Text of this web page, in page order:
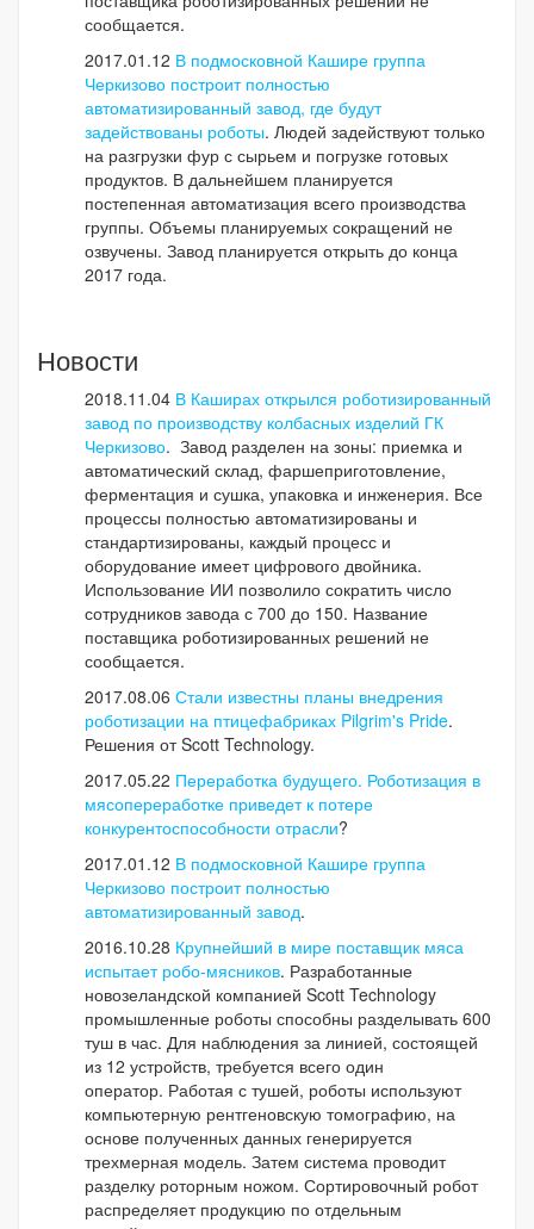
сообщается.
2017.01.12 В подмосковной Кашире группа
Черкизово построит полностью
автоматизированный завод, где будут
задействованы роботы. Людей задействуют только
на разгрузки фур с сырьем и погрузке готовых
продуктов. В дальнейшем планируется
постепенная автоматизация всего производства
группы. Объемы планируемых сокращений не
озвучены. Завод планируется открыть до конца
2017 года.
Новости
2018.11.04 В Каширах открылся роботизированный
завод по производству колбасных изделий ГК
Черкизово. Завод разделен на зоны: приемка и
автоматический склад, фаршеприготовление,
ферментация и сушка, упаковка и инженерия. Все
процессы полностью автоматизированы и
стандартизированы, каждый процесс и
оборудование имеет цифрового двойника.
Использование ИИ позволило сократить число
сотрудников завода с 700 до 150. Название
поставщика роботизированных решений не
сообщается.
2017.08.06 Стали известны планы внедрения
роботизации на птицефабриках Pilgrim's Pride.
Решения от Scott Technology.
2017.05.22 Переработка будущего. Роботизация в
мясопереработке приведет к потере
конкурентоспособности отрасли?
2017.01.12 В подмосковной Кашире группа
Черкизово построит полностью
автоматизированный завод.
2016.10.28 Крупнейший в мире поставщик мяса
испытает робо-мясников. Разработанные
новозеландской компанией Scott Technology
промышленные роботы способны разделывать 600
туш в час. Для наблюдения за линией, состоящей
из 12 устройств, требуется всего один
оператор. Работая с тушей, роботы используют
компьютерную рентгеновскую томографию, на
основе полученных данных генерируется
трехмерная модель. Затем система проводит
разделку роторным ножом. Сортировочный робот
распределяет продукцию по отдельным